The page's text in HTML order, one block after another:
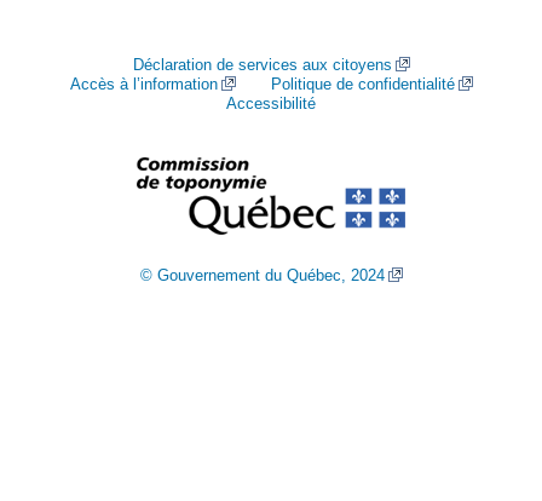
Déclaration de services aux citoyens
Accès à l’information
Politique de confidentialité
Accessibilité
© Gouvernement du Québec, 2024